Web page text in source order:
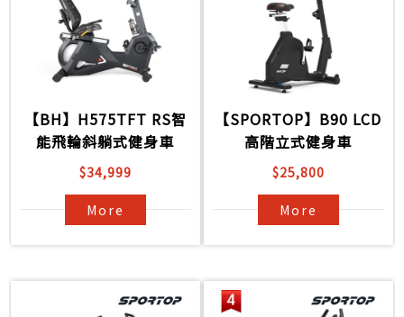
【BH】H575TFT RS智
能飛輪斜躺式健身車
$34,999
More
【SPORTOP】B90 LCD
高階立式健身車
$25,800
More